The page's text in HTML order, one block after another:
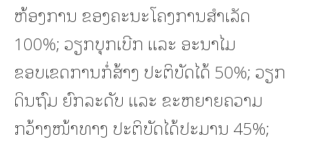
ຫ້ອງການ ຂອງຄະນະໂຄງການສຳເລັດ
100%; ວຽກບຸກເບີກ ແລະ ອະນາໄມ
ຂອບເຂດການກໍ່ສ້າງ ປະຕິບັດໄດ້ 50%; ວຽກ
ດິນຖົມ ຍົກລະດັບ ແລະ ຂະຫຍາຍຄວາມ
ກວ້າງໜ້າທາງ ປະຕິບັດໄດ້ປະມານ 45%;